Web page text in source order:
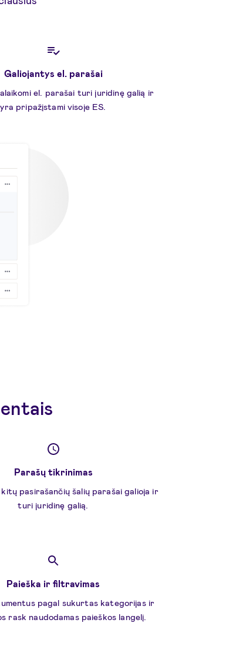
Galiojantys el. parašai
el. parašai turi juridinę galią ir
yra pripažįstami visoje ES.
Parašų tikrinimas
pasirašančių šalių parašai galioja ir
turi juridinę galią.
Paieška ir filtravimas
pagal sukurtas kategorijas ir
rask naudodamas paieškos langelį.